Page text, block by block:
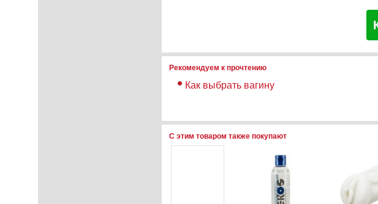
Рекомендуем к прочтению
Как выбрать вагину
С этим товаром также покупают